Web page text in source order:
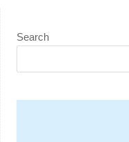
Search